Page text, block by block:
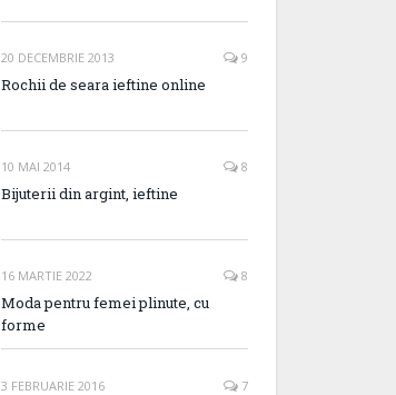
20 DECEMBRIE 2013 9
Rochii de seara ieftine online
10 MAI 2014 8
Bijuterii din argint, ieftine
16 MARTIE 2022 8
Moda pentru femei plinute, cu
forme
3 FEBRUARIE 2016 7